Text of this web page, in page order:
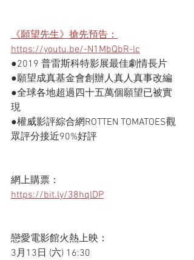
《願望先生》搶先預告：
https://youtu.be/-N1MbQbR-lc
●2019 普雷斯科特影展最佳劇情長片
●願望成真基金會創辦人真人真事改編
●全球各地超過四十五萬個願望已被實
現
●權威影評綜合網ROTTEN TOMATOES觀
眾評分接近90%好評
網上購票：
https://bit.ly/38hqlDP
戀愛電影館火熱上映：
3月13日 (六) 16:30